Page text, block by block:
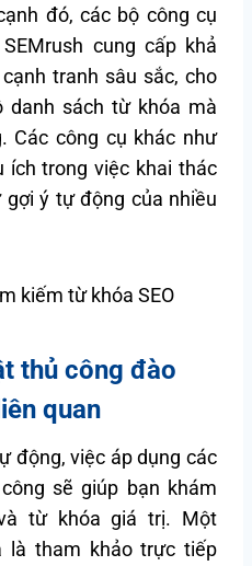
đó, các bộ công cụ
cung cấp khả
tranh sâu sắc, cho
danh sách từ khóa mà
Các công cụ khác như
ích trong việc khai thác
ý tự động của nhiều
thủ công đào
quan
động, việc áp dụng các
sẽ giúp bạn khám
từ khóa giá trị. Một
là tham khảo trực tiếp